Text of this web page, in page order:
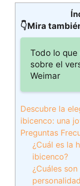
👇Mira
Todo lo
sobre el
Weimar
Descubre la
ibicenco: una
Preguntas
¿Cuál es la
ibicenco?
¿Cuáles